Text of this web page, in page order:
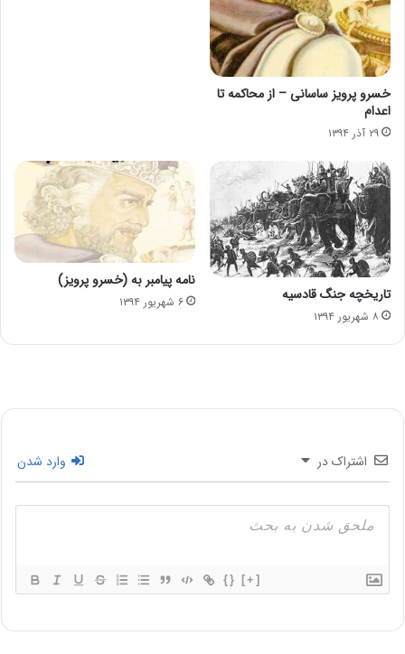
خسرو پرویز ساسانی – از محاکمه تا
اعدام
۲۹ آذر ۱۳۹۴
تاریخچه جنگ قادسیه
۸ شهریور ۱۳۹۴
نامه پیامبر به (خسرو پرویز)
۶ شهریور ۱۳۹۴
اشتراک در وارد شدن
{} [+]